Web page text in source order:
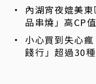
內湖宵夜媲美
品串燒」高CP
不限時內用
小心買到失心
餞行」超過30